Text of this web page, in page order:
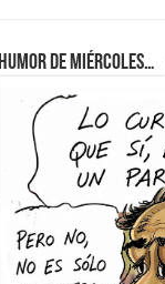
Humor de Miércoles…